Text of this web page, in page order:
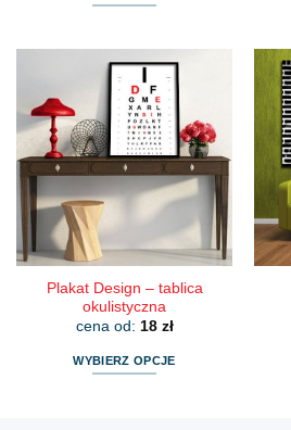
ma
wiele
wariantów.
Opcje
można
wybrać
na
stronie
produktu
Plakat Design – tablica
okulistyczna
cena od: 18 zł
WYBIERZ OPCJE